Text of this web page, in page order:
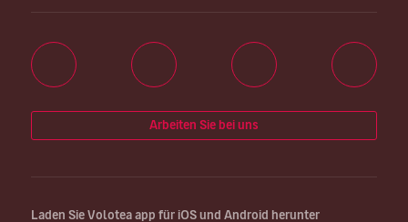
Arbeiten Sie bei uns
Laden Sie Volotea app für iOS und Android herunter